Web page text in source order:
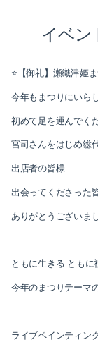
イベン
⭐️【御礼】瀬織津姫
今年もまつりにいら
初めて足を運んでく
宮司さんをはじめ総
出店者の皆様
出会ってくださった
ありがとうございま
ともに生きる ともに
今年のまつりテーマ
ライブペインティン